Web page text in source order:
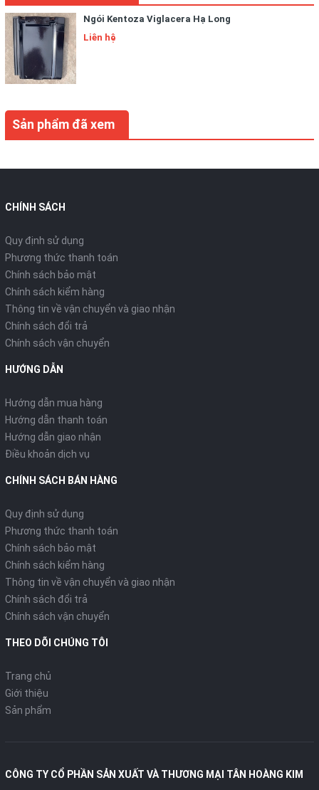
Ngói Kentoza Viglacera Hạ Long
Liên hệ
Sản phẩm đã xem
CHÍNH SÁCH
Quy định sử dụng
Phương thức thanh toán
Chính sách bảo mật
Chính sách kiểm hàng
Thông tin về vận chuyển và giao nhận
Chính sách đổi trả
Chính sách vận chuyển
HƯỚNG DẪN
Hướng dẫn mua hàng
Hướng dẫn thanh toán
Hướng dẫn giao nhận
Điều khoản dịch vụ
CHÍNH SÁCH BÁN HÀNG
Quy định sử dụng
Phương thức thanh toán
Chính sách bảo mật
Chính sách kiểm hàng
Thông tin về vận chuyển và giao nhận
Chính sách đổi trả
Chính sách vận chuyển
THEO DÕI CHÚNG TÔI
Trang chủ
Giới thiệu
Sản phẩm
CÔNG TY CỔ PHẦN SẢN XUẤT VÀ THƯƠNG MẠI TÂN HOÀNG KIM